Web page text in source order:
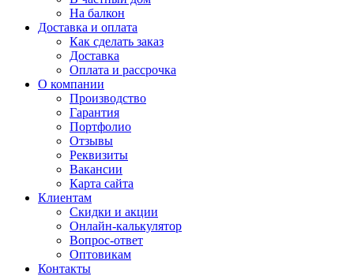
На балкон
Доставка и оплата
Как сделать заказ
Доставка
Оплата и рассрочка
О компании
Производство
Гарантия
Портфолио
Отзывы
Реквизиты
Вакансии
Карта сайта
Клиентам
Скидки и акции
Онлайн-калькулятор
Вопрос-ответ
Оптовикам
Контакты